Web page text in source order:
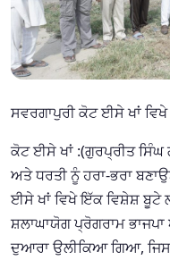
ਸਵਰਗਾਪੁਰੀ ਕੋਟ ਈਸੇ ਖਾਂ
ਕੋਟ ਈਸੇ ਖਾਂ :(ਗੁਰਪ੍ਰੀਤ ਸਿੰਘ
ਅਤੇ ਧਰਤੀ ਨੂੰ ਹਰਾ-ਭਰਾ
ਈਸੇ ਖਾਂ ਵਿਖੇ ਇੱਕ ਵਿਸ਼ੇਸ਼
ਸ਼ਲਾਘਾਯੋਗ ਪ੍ਰੋਗਰਾਮ
ਦੁਆਰਾ ਉਲੀਕਿਆ ਗਿਆ,